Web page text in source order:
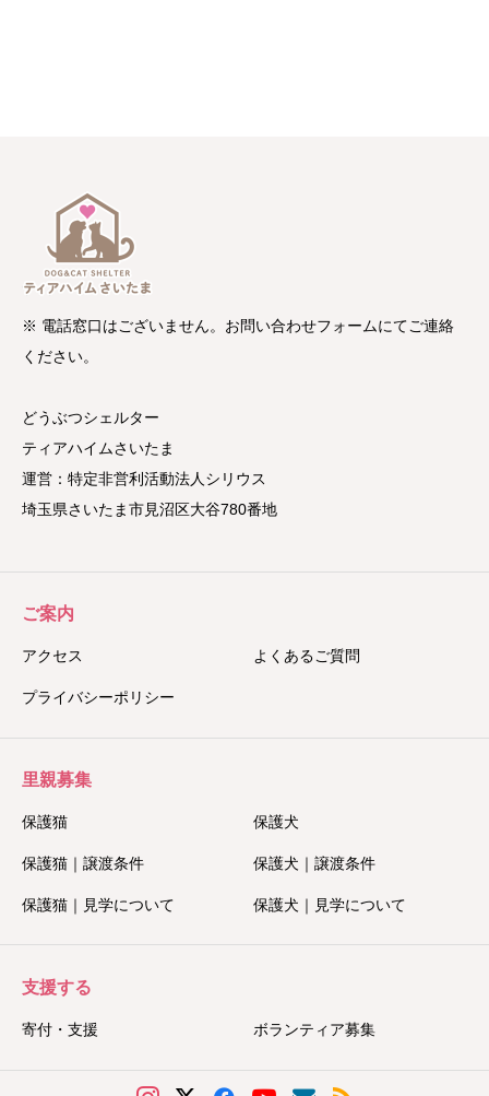
※ 電話窓口はございません。お問い合わせフォームにてご連絡
ください。
どうぶつシェルター
ティアハイムさいたま
運営：特定非営利活動法人シリウス
埼玉県さいたま市見沼区大谷780番地
ご案内
アクセス よくあるご質問
プライバシーポリシー
里親募集
保護猫 保護犬
保護猫｜譲渡条件 保護犬｜譲渡条件
保護猫｜見学について 保護犬｜見学について
支援する
寄付・支援 ボランティア募集